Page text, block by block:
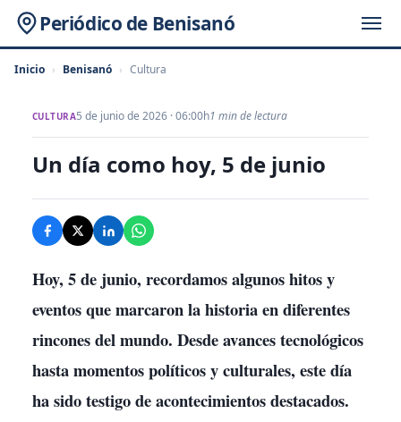
Periódico de Benisanó
Inicio › Benisanó › Cultura
CULTURA5 de junio de 2026 · 06:00h1 min de lectura
Un día como hoy, 5 de junio
Hoy, 5 de junio, recordamos algunos hitos y
eventos que marcaron la historia en diferentes
rincones del mundo. Desde avances tecnológicos
hasta momentos políticos y culturales, este día
ha sido testigo de acontecimientos destacados.